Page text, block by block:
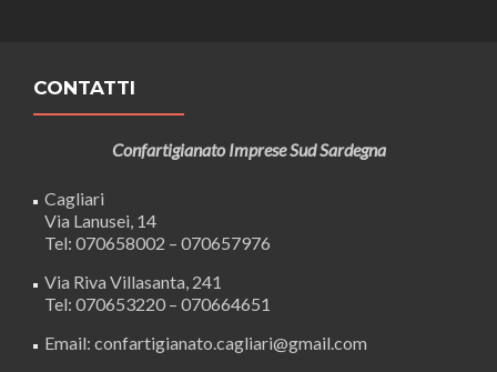
CONTATTI
Confartigianato Imprese Sud Sardegna
Cagliari
Via Lanusei, 14
Tel: 070658002 – 070657976
Via Riva Villasanta, 241
Tel: 070653220 – 070664651
Email: confartigianato.cagliari@gmail.com